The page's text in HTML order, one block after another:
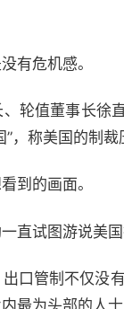
有危机感。
轮值董事长徐
，称美国的制
到的画面。
直试图游说美国
口管制不仅没